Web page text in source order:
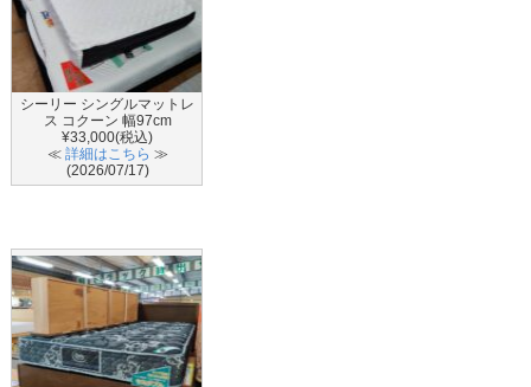
シーリー シングルマットレ
ス コクーン 幅97cm
¥33,000(税込)
≪ 詳細はこちら ≫
(2026/07/17)